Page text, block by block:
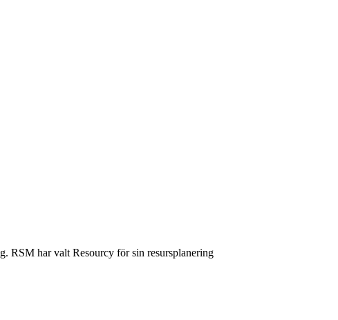
RSM har valt Resourcy för sin resursplanering